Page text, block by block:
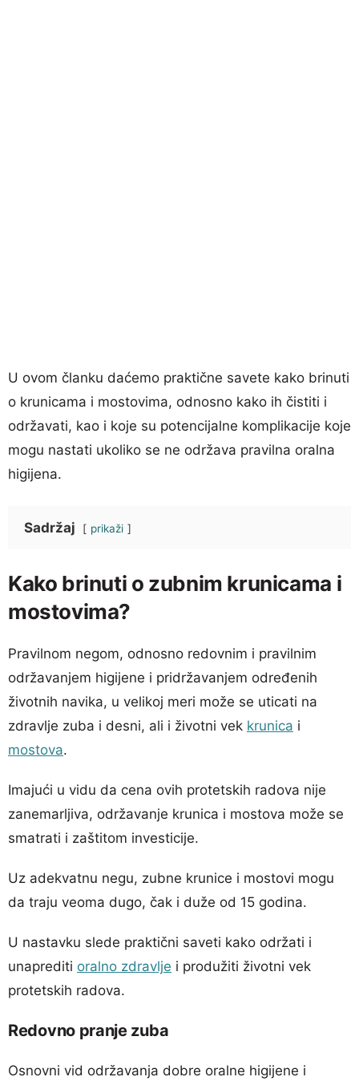
U ovom članku daćemo praktične savete kako brinuti
o krunicama i mostovima, odnosno kako ih čistiti i
održavati, kao i koje su potencijalne komplikacije koje
mogu nastati ukoliko se ne održava pravilna oralna
higijena.
Sadržaj prikaži
Kako brinuti o zubnim krunicama i
mostovima?
Pravilnom negom, odnosno redovnim i pravilnim
održavanjem higijene i pridržavanjem određenih
životnih navika, u velikoj meri može se uticati na
zdravlje zuba i desni, ali i životni vek krunica i
mostova.
Imajući u vidu da cena ovih protetskih radova nije
zanemarljiva, održavanje krunica i mostova može se
smatrati i zaštitom investicije.
Uz adekvatnu negu, zubne krunice i mostovi mogu
da traju veoma dugo, čak i duže od 15 godina.
U nastavku slede praktični saveti kako održati i
unaprediti oralno zdravlje i produžiti životni vek
protetskih radova.
Redovno pranje zuba
Osnovni vid održavanja dobre oralne higijene i